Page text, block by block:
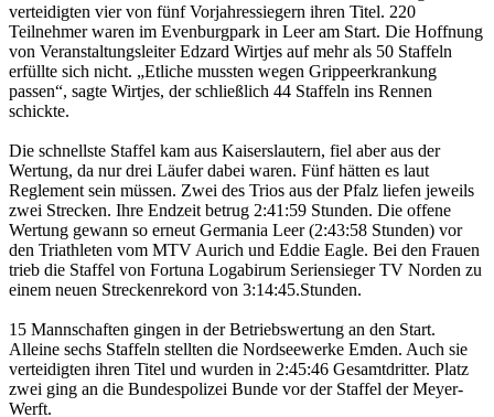
verteidigten vier von fünf Vorjahressiegern ihren Titel. 220
Teilnehmer waren im Evenburgpark in Leer am Start. Die Hoffnung
von Veranstaltungsleiter Edzard Wirtjes auf mehr als 50 Staffeln
erfüllte sich nicht. „Etliche mussten wegen Grippeerkrankung
passen“, sagte Wirtjes, der schließlich 44 Staffeln ins Rennen
schickte.
Die schnellste Staffel kam aus Kaiserslautern, fiel aber aus der
Wertung, da nur drei Läufer dabei waren. Fünf hätten es laut
Reglement sein müssen. Zwei des Trios aus der Pfalz liefen jeweils
zwei Strecken. Ihre Endzeit betrug 2:41:59 Stunden. Die offene
Wertung gewann so erneut Germania Leer (2:43:58 Stunden) vor
den Triathleten vom MTV Aurich und Eddie Eagle. Bei den Frauen
trieb die Staffel von Fortuna Logabirum Seriensieger TV Norden zu
einem neuen Streckenrekord von 3:14:45.Stunden.
15 Mannschaften gingen in der Betriebswertung an den Start.
Alleine sechs Staffeln stellten die Nordseewerke Emden. Auch sie
verteidigten ihren Titel und wurden in 2:45:46 Gesamtdritter. Platz
zwei ging an die Bundespolizei Bunde vor der Staffel der Meyer-
Werft.